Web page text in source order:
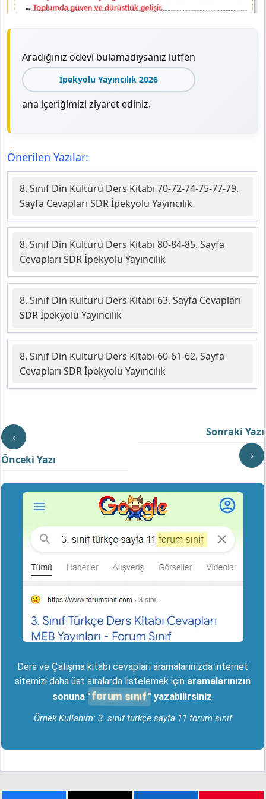
Aradığınız ödevi bulamadıysanız lütfen
İpekyolu Yayıncılık 2026
ana içeriğimizi ziyaret ediniz.
Önerilen Yazılar:
8. Sınıf Din Kültürü Ders Kitabı 70-72-74-75-77-79.
Sayfa Cevapları SDR İpekyolu Yayıncılık
8. Sınıf Din Kültürü Ders Kitabı 80-84-85. Sayfa
Cevapları SDR İpekyolu Yayıncılık
8. Sınıf Din Kültürü Ders Kitabı 63. Sayfa Cevapları
SDR İpekyolu Yayıncılık
8. Sınıf Din Kültürü Ders Kitabı 60-61-62. Sayfa
Cevapları SDR İpekyolu Yayıncılık
‹
Önceki Yazı
Sonraki Yazı
›
Ders ve Çalışma kitabı cevapları aramalarınızda internet
sitemizi daha üst sıralarda listelemek için aramalarınızın
sonuna " forum sınıf " yazabilirsiniz.
Örnek Kullanım: 3. sınıf türkçe sayfa 11 forum sınıf